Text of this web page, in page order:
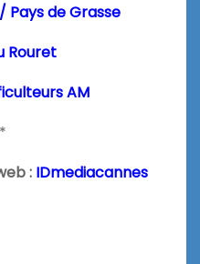
Pays de Grasse
Rouret
AM
: IDmediacannes